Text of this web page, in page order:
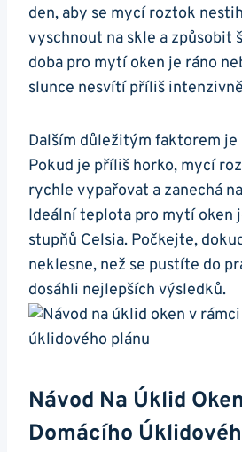
den, aby se mycí roztok
vyschnout na skle a způsobit
doba pro mytí oken je ráno
slunce nesvítí příliš
Dalším důležitým faktorem je
Pokud je příliš horko, mycí
rychle vypařovat a zanechá
Ideální teplota pro mytí oken
stupňů Celsia. Počkejte,
neklesne, než se pustíte do
dosáhli nejlepších výsledků.
Návod Na Úklid
Domácího